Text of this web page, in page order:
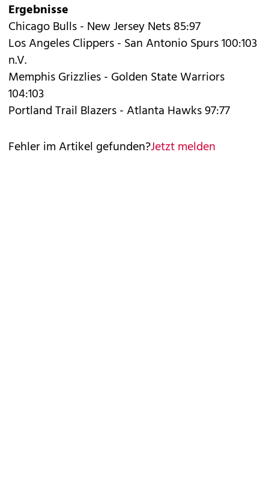
Ergebnisse
Chicago Bulls - New Jersey Nets 85:97
Los Angeles Clippers - San Antonio Spurs 100:103
n.V.
Memphis Grizzlies - Golden State Warriors
104:103
Portland Trail Blazers - Atlanta Hawks 97:77
Fehler im Artikel gefunden?Jetzt melden